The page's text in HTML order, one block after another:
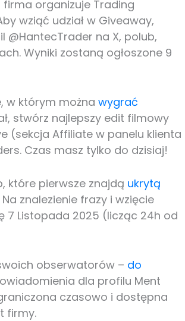
firma organizuje Trading
wziąć udział w Giveaway,
na X, polub,
Wyniki zostaną ogłoszone 9
w którym można wygrać
stwórz najlepszy edit filmowy
(sekcja Affiliate w panelu klienta
Czas masz tylko do dzisiaj!
które pierwsze znajdą ukrytą
Na znalezienie frazy i wzięcie
7 Listopada 2025 (licząc 24h od
obserwatorów – do
dla profilu Ment
czasowo i dostępna
firmy.